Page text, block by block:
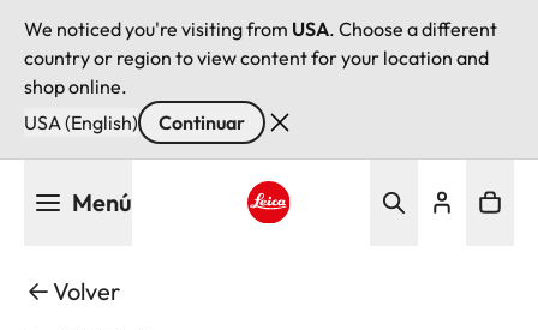
We noticed you're visiting from USA. Choose a different
country or region to view content for your location and
shop online.
USA (English)
Continuar
Menú
Volver